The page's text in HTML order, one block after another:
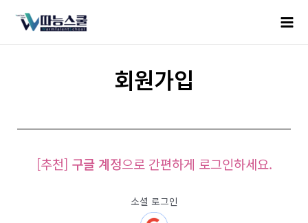
회원가입
[추천] 구글 계정으로 간편하게 로그인하세요.
소셜 로그인